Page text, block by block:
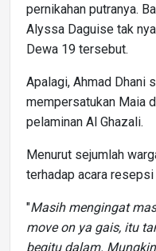
pernikahan putranya.
Alyssa Daguise tak
Dewa 19 tersebut.
Apalagi, Ahmad Dhani
mempersatukan Maia
pelaminan Al Ghazali.
Menurut sejumlah
terhadap acara resepsi
"Masih mengingat
move on ya gais, itu
begitu dalam.